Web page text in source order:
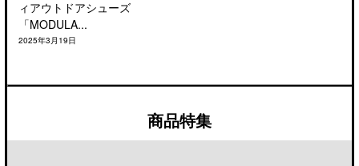
ィアウトドアシューズ
「MODULA...
2025年3月19日
商品特集